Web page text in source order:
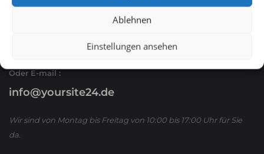
Ablehnen
Einstellungen ansehen
oder schreiben Sie uns über WhatsApp:
01590/ 8 63 65 63
Oder E-mail :
info@yoursite24.de
Wir sind von Montag bis Freitag von 10:00 bis 17:00 Uhr für Sie
da.